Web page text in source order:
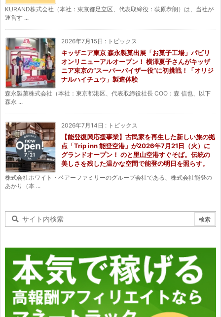
KURAND株式会社（本社：東京都足立区、代表取締役：荻原恭朗）は、当社が
運営す ...
2026年7月15日 : トピックス
キッザニア東京 森永製菓出展「お菓子工場」パビリ
オンリニューアルオープン！ 横澤夏子さんがキッザ
ニア東京の“スーパーバイザー役”に初挑戦！「オリジ
ナルハイチュウ」製造体験
森永製菓株式会社（本社：東京都港区、代表取締役社長 COO：森 信也、以下
森永 ...
2026年7月14日 : トピックス
【能登復興応援事業】古民家を再生した新しい旅の拠
点「Trip inn 能登空港」が2026年7月21日（火）に
グランドオープン！ のと里山空港すぐそば。伝統の
美しさを残した温かな空間で能登の明日を照らす。
株式会社ホワイト・ベアーファミリーのグループ会社である、株式会社能登の
あかり（本 ...